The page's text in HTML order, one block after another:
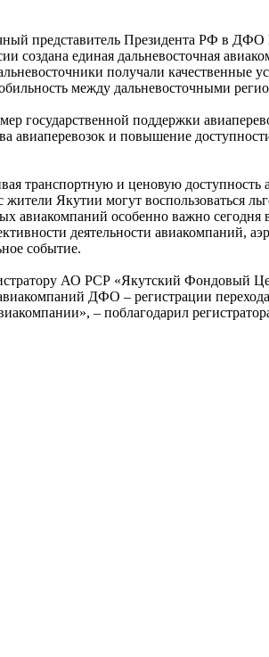
представитель Президента РФ в
создана единая дальневосточная
получали качественные
между дальневосточными
государственной поддержки
авиаперевозок и повышение
транспортную и ценовую
Якутии могут воспользоваться
авиакомпаний особенно важно сегодня
деятельности авиакомпаний,
событие.
АО РСР «Якутский Фондовый
ДФО – регистрации
– поблагодарил